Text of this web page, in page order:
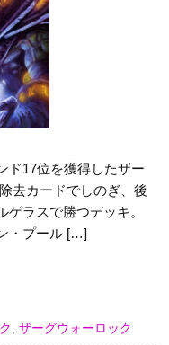
ド17位を獲得したザー
去カードでしのぎ、後
ラスで勝つデッキ。
・プール […]
,ザーグウォーロック